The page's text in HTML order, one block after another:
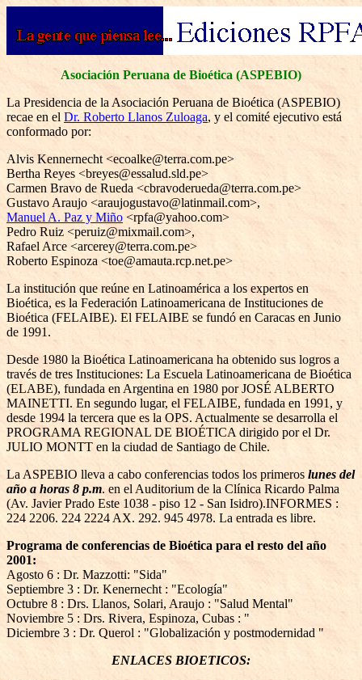
Asociación Peruana de Bioética (ASPEBIO)
La Presidencia de la Asociación Peruana de Bioética (ASPEBIO)
recae en el Dr. Roberto Llanos Zuloaga, y el comité ejecutivo está
conformado por:
Alvis Kennernecht <ecoalke@terra.com.pe>
Bertha Reyes <breyes@essalud.sld.pe>
Carmen Bravo de Rueda <cbravoderueda@terra.com.pe>
Gustavo Araujo <araujogustavo@latinmail.com>,
Manuel A. Paz y Miño <rpfa@yahoo.com>
Pedro Ruiz <peruiz@mixmail.com>,
Rafael Arce <arcerey@terra.com.pe>
Roberto Espinoza <toe@amauta.rcp.net.pe>
La institución que reúne en Latinoamérica a los expertos en
Bioética, es la Federación Latinoamericana de Instituciones de
Bioética (FELAIBE). El FELAIBE se fundó en Caracas en Junio
de 1991.
Desde 1980 la Bioética Latinoamericana ha obtenido sus logros a
través de tres Instituciones: La Escuela Latinoamericana de Bioética
(ELABE), fundada en Argentina en 1980 por JOSÉ ALBERTO
MAINETTI. En segundo lugar, el FELAIBE, fundada en 1991, y
desde 1994 la tercera que es la OPS. Actualmente se desarrolla el
PROGRAMA REGIONAL DE BIOÉTICA dirigido por el Dr.
JULIO MONTT en la ciudad de Santiago de Chile.
La ASPEBIO lleva a cabo conferencias todos los primeros lunes del
año a horas 8 p.m. en el Auditorium de la Clínica Ricardo Palma
(Av. Javier Prado Este 1038 - piso 12 - San Isidro).INFORMES :
224 2206. 224 2224 AX. 292. 945 4978. La entrada es libre.
Programa de conferencias de Bioética para el resto del año
2001:
Agosto 6 : Dr. Mazzotti: "Sida"
Septiembre 3 : Dr. Kenernecht : "Ecología"
Octubre 8 : Drs. Llanos, Solari, Araujo : "Salud Mental"
Noviembre 5 : Drs. Rivera, Espinoza, Cubas : "
Diciembre 3 : Dr. Querol : "Globalización y postmodernidad "
ENLACES BIOETICOS: